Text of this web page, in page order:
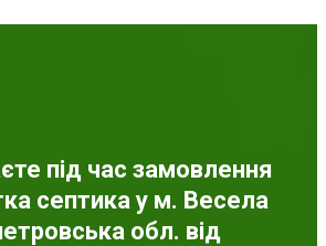
під час замовлення
септика у м. Весела
обл. від